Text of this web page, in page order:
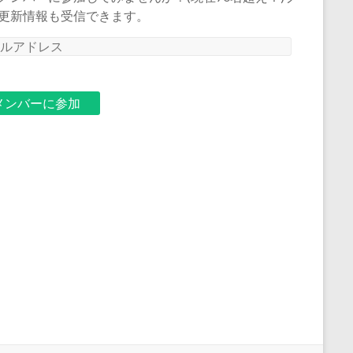
新情報も受信できます。